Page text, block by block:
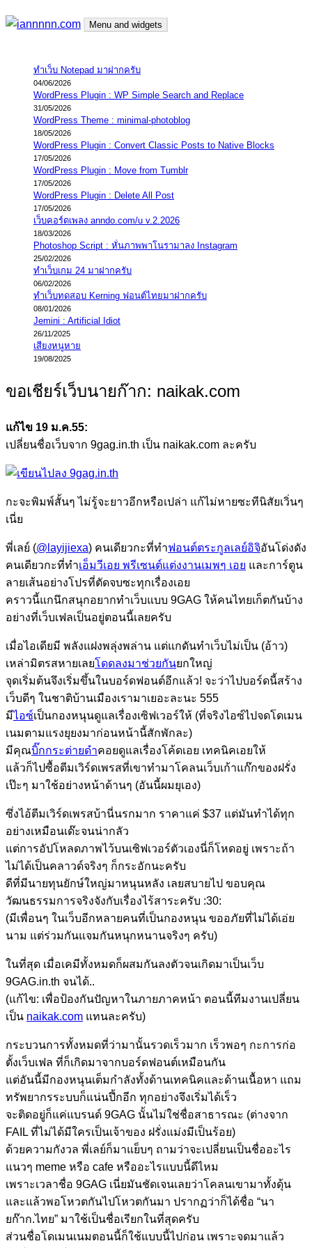
Skip
Menu and widgets
ทำเว็บ Notepad มาฝากครับ
04/06/2026
WordPress Plugin : WP Simple Search and Replace
31/05/2026
WordPress Theme : minimal-photoblog
18/05/2026
WordPress Plugin : Convert Classic Posts to Native Blocks
17/05/2026
WordPress Plugin : Move from Tumblr
17/05/2026
WordPress Plugin : Delete All Post
17/05/2026
เว็บคอร์ดเพลง anndo.com/u v.2.2026
18/03/2026
Photoshop Script : หั่นภาพพาโนรามาลง Instagram
25/02/2026
ทำเว็บเกม 24 มาฝากครับ
06/02/2026
ทำเว็บทดสอบ Kerning ฟอนต์ไทยมาฝากครับ
08/01/2026
Jemini : Artificial Idiot
26/11/2025
เสียงหนูหาย
19/08/2025
ขอเชียร์เว็บนายก๊าก: naikak.com
แก้ไข 19 ม.ค.55:
เปลี่ยนชื่อเว็บจาก 9gag.in.th เป็น naikak.com ละครับ
กะจะพิมพ์สั้นๆ ไม่รู้จะยาวอีกหรือเปล่า แก้ไม่หายซะทีนิสัยเวิ่นๆ
เนี่ย
พี่เลย์ (@layijiexa) คนเดียวกะที่ทำฟอนต์ตระกูลเลย์อิจิอันโด่งดัง
คนเดียวกะที่ทำเอ็มวีเอย พรีเซนต์แต่งงานเมพๆ เอย และการ์ตูน
ลายเส้นอย่างโปรที่ตัดจบซะทุกเรื่องเอย
คราวนี้แกนึกสนุกอยากทำเว็บแบบ 9GAG ให้คนไทยเก็ตกันบ้าง
อย่างที่เว็บเฟลเป็นอยู่ตอนนี้เลยครับ
เมื่อไอเดียมี พลังแฝงพลุ่งพล่าน แต่แกดันทำเว็บไม่เป็น (อ้าว)
เหล่ามิตรสหายเลยโดดลงมาช่วยกันยกใหญ่
จุดเริ่มต้นจึงเริ่มขึ้นในบอร์ดฟอนต์อีกแล้ว! จะว่าไปบอร์ดนี้สร้าง
เว็บดีๆ ในชาติบ้านเมืองเรามาเยอะละนะ 555
มีไอซ์เป็นกองหนุนดูแลเรื่องเซิฟเวอร์ให้ (ที่จริงไอซ์ไปจดโดเมน
เนมตามแรงยุยงมาก่อนหน้านี้สักพักละ)
มีคุณบิ๊กกระต่ายดำคอยดูแลเรื่องโค้ดเอย เทคนิคเอยให้
แล้วก็ไปซื้อตีมเวิร์ดเพรสที่เขาทำมาโคลนเว็บเก้าแก๊กของฝรั่ง
เป๊ะๆ มาใช้อย่างหน้าด้านๆ (อันนี้ผมยุเอง)
ซึ่งไอ้ตีมเวิร์ดเพรสบ้านี่นรกมาก ราคาแค่ $37 แต่มันทำได้ทุก
อย่างเหมือนเด๊ะจนน่ากลัว
แต่การอัปโหลดภาพไว้บนเซิฟเวอร์ตัวเองนี่ก็โหดอยู่ เพราะถ้า
ไม่ได้เป็นคลาวด์จริงๆ ก็กระอักนะครับ
ดีที่มีนายทุนยักษ์ใหญ่มาหนุนหลัง เลยสบายไป ขอบคุณ
วัฒนธรรมการจริงจังกับเรื่องไร้สาระครับ :30:
(มีเพื่อนๆ ในเว็บอีกหลายคนที่เป็นกองหนุน ขออภัยที่ไม่ได้เอ่ย
นาม แต่ร่วมกันแจมกันหนุกหนานจริงๆ ครับ)
ในที่สุด เมื่อเคมีทั้งหมดก็ผสมกันลงตัวจนเกิดมาเป็นเว็บ
9GAG.in.th จนได้..
(แก้ไข: เพื่อป้องกันปัญหาในภายภาคหน้า ตอนนี้ทีมงานเปลี่ยน
เป็น naikak.com แทนละครับ)
กระบวนการทั้งหมดที่ว่ามานั้นรวดเร็วมาก เร็วพอๆ กะการก่อ
ตั้งเว็บเฟล ที่ก็เกิดมาจากบอร์ดฟอนต์เหมือนกัน
แต่อันนี้มีกองหนุนเต็มกำลังทั้งด้านเทคนิคและด้านเนื้อหา แถม
ทรัพยากรระบบก็แน่นปึ้กอีก ทุกอย่างจึงเริ่มได้เร็ว
จะติดอยู่ก็แค่แบรนด์ 9GAG นั้นไม่ใช่ชื่อสาธารณะ (ต่างจาก
FAIL ที่ไม่ได้มีใครเป็นเจ้าของ ฝรั่งแม่งมีเป็นร้อย)
ด้วยความกังวล พี่เลย์ก็มาแย็บๆ ถามว่าจะเปลี่ยนเป็นชื่ออะไร
แนวๆ meme หรือ cafe หรืออะไรแบบนี้ดีไหม
เพราะเวลาชื่อ 9GAG เนี่ยมันชัดเจนเลยว่าโคลนเขามาทั้งดุ้น
และแล้วพอโหวตกันไปโหวตกันมา ปรากฏว่าก็ได้ชื่อ “นา
ยก๊าก.ไทย” มาใช้เป็นชื่อเรียกในที่สุดครับ
ส่วนชื่อโดเมนเนมตอนนี้ก็ใช้แบบนี้ไปก่อน เพราะจดมาแล้ว